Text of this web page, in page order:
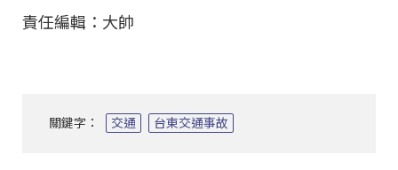
責任編輯：大帥
關鍵字： 交通 台東交通事故